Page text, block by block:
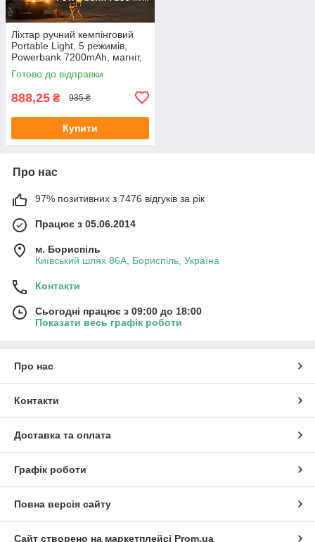
Ліхтар ручний кемпінговий
Portable Light, 5 режимів,
Powerbank 7200mAh, магніт,
IP65 Чорний
Готово до відправки
888,25 ₴ 935 ₴
Купити
Про нас
97% позитивних з 7476 відгуків за рік
Працює з 05.06.2014
м. Бориспіль
Київський шлях 86А, Бориспіль, Україна
Контакти
Сьогодні працює з 09:00 до 18:00
Показати весь графік роботи
Про нас
Контакти
Доставка та оплата
Графік роботи
Повна версія сайту
Сайт створено на маркетплейсі Prom.ua